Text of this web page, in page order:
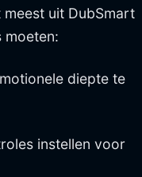
uit DubSmart
moeten:
diepte te
instellen voor